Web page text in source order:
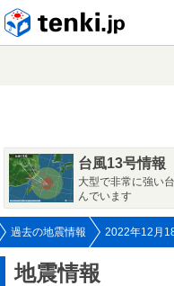
台風13号情報
大型で非常に強い
んでいます
過去の地震情報 2022年12月
地震情報